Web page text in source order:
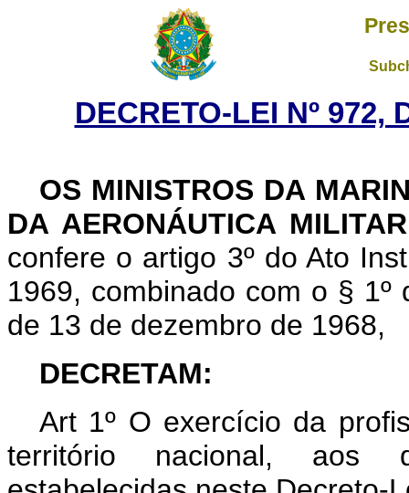
DECRETO-LEI Nº 972,
OS MINISTROS DA
DA AERONÁUTICA
confere o artigo 3º do Ato
1969, combinado com o § 1º
de 13 de dezembro de 1968,
DECRETAM:
Art 1º O exercício da
território nacional, aos